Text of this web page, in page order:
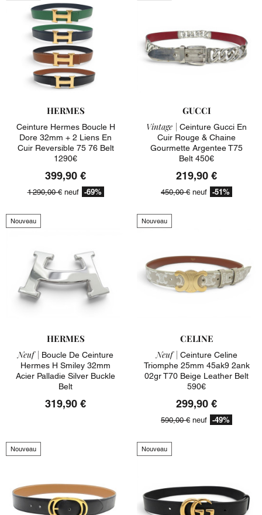
HERMES
Ceinture Hermes Boucle H
Dore 32mm + 2 Liens En
Cuir Reversible 75 76 Belt
1290€
399,90 €
1 290,00 €neuf -69%
GUCCI
Vintage | Ceinture Gucci En
Cuir Rouge & Chaine
Gourmette Argentee T75
Belt 450€
219,90 €
450,00 € neuf -51%
Nouveau
HERMES
Neuf | Boucle De Ceinture
Hermes H Smiley 32mm
Acier Palladie Silver Buckle
Belt
319,90 €
Nouveau
CELINE
Neuf | Ceinture Celine
Triomphe 25mm 45ak9 2ank
02gr T70 Beige Leather Belt
590€
299,90 €
590,00 € neuf -49%
Nouveau Nouveau